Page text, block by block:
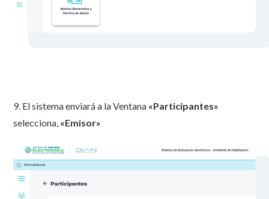
9. El sistema enviará a la Ventana «Participantes»
selecciona, «Emisor»